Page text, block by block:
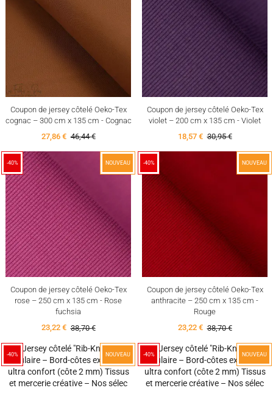
Coupon de jersey côtelé Oeko-Tex
cognac – 300 cm x 135 cm - Cognac
27,86 € 46,44 €
Coupon de jersey côtelé Oeko-Tex
violet – 200 cm x 135 cm - Violet
18,57 € 30,95 €
-40% NOUVEAU
Coupon de jersey côtelé Oeko-Tex
rose – 250 cm x 135 cm - Rose
fuchsia
23,22 € 38,70 €
-40% NOUVEAU
Coupon de jersey côtelé Oeko-Tex
anthracite – 250 cm x 135 cm -
Rouge
23,22 € 38,70 €
-40% NOUVEAU -40% NOUVEAU